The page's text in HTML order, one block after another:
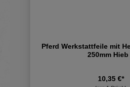
Pferd Werkstattfeile mit
250mm Hieb
10,35 €*